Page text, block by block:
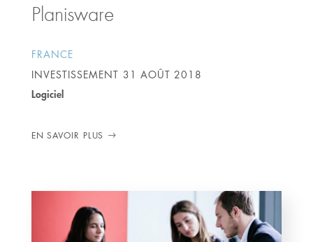
Planisware
FRANCE
INVESTISSEMENT 31 AOÛT 2018
Logiciel
EN SAVOIR PLUS